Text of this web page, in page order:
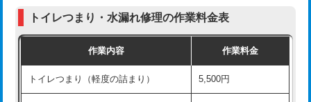
トイレつまり・水漏れ修理の作業料金表
作業内容 作業料金
トイレつまり（軽度の詰まり） 5,500円